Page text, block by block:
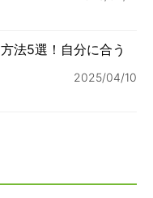
法5選！自分に合う
2025/04/10